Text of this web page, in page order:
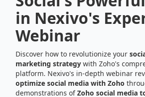
in Nexivo's
Webinar
Discover how to revolutionize your
marketing strategy with Zoho's
platform. Nexivo's in-depth webinar
optimize social media with Zoho
demonstrations ofZoho social media